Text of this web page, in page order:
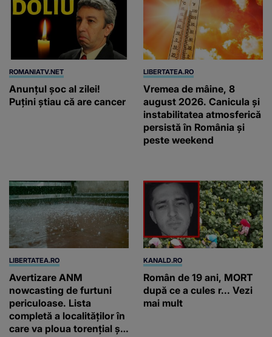
ROMANIATV.NET
Anunţul şoc al zilei!
Puţini ştiau că are cancer
LIBERTATEA.RO
Vremea de mâine, 8
august 2026. Canicula și
instabilitatea atmosferică
persistă în România și
peste weekend
LIBERTATEA.RO
Avertizare ANM
nowcasting de furtuni
periculoase. Lista
completă a localităților în
care va ploua torențial și
KANALD.RO
Român de 19 ani, MORT
după ce a cules r... Vezi
mai mult